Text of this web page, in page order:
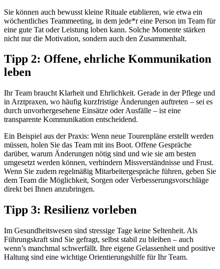
Sie können auch bewusst kleine Rituale etablieren, wie etwa ein
wöchentliches Teammeeting, in dem jede*r eine Person im Team für
eine gute Tat oder Leistung loben kann. Solche Momente stärken
nicht nur die Motivation, sondern auch den Zusammenhalt.
Tipp 2: Offene, ehrliche Kommunikation
leben
Ihr Team braucht Klarheit und Ehrlichkeit. Gerade in der Pflege und
in Arztpraxen, wo häufig kurzfristige Änderungen auftreten – sei es
durch unvorhergesehene Einsätze oder Ausfälle – ist eine
transparente Kommunikation entscheidend.
Ein Beispiel aus der Praxis: Wenn neue Tourenpläne erstellt werden
müssen, holen Sie das Team mit ins Boot. Offene Gespräche
darüber, warum Änderungen nötig sind und wie sie am besten
umgesetzt werden können, verhindern Missverständnisse und Frust.
Wenn Sie zudem regelmäßig Mitarbeitergespräche führen, geben Sie
dem Team die Möglichkeit, Sorgen oder Verbesserungsvorschläge
direkt bei Ihnen anzubringen.
Tipp 3: Resilienz vorleben
Im Gesundheitswesen sind stressige Tage keine Seltenheit. Als
Führungskraft sind Sie gefragt, selbst stabil zu bleiben – auch
wenn’s manchmal schwerfällt. Ihre eigene Gelassenheit und positive
Haltung sind eine wichtige Orientierungshilfe für Ihr Team.